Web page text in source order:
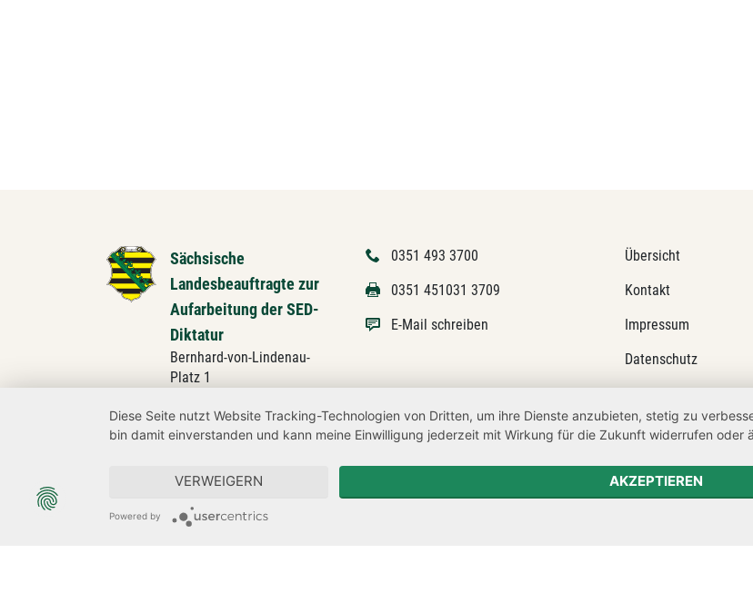
Sächsische
Landesbeauftragte zur
Aufarbeitung der SED-
Diktatur
Bernhard-von-Lindenau-
Platz 1
Besucheradresse:
01067 Dresden
0351 493 3700
0351 451031 3709
E-Mail schreiben
Übersicht
Kontakt
Impressum
Datenschutz
Transparenzanspruch
Hinweisgeberschutz
Diese Seite nutzt Website Tracking-Technologien von Dritten, um ihre Dienste anzubieten, stetig zu
bin damit einverstanden und kann meine Einwilligung jederzeit mit Wirkung für die Zukunft widerrufen oder
VERWEIGERN AKZEPTIEREN
Powered by